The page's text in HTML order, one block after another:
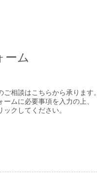
ーム
相談はこちらから承ります。
ムに必要事項を入力の上、
クしてください。